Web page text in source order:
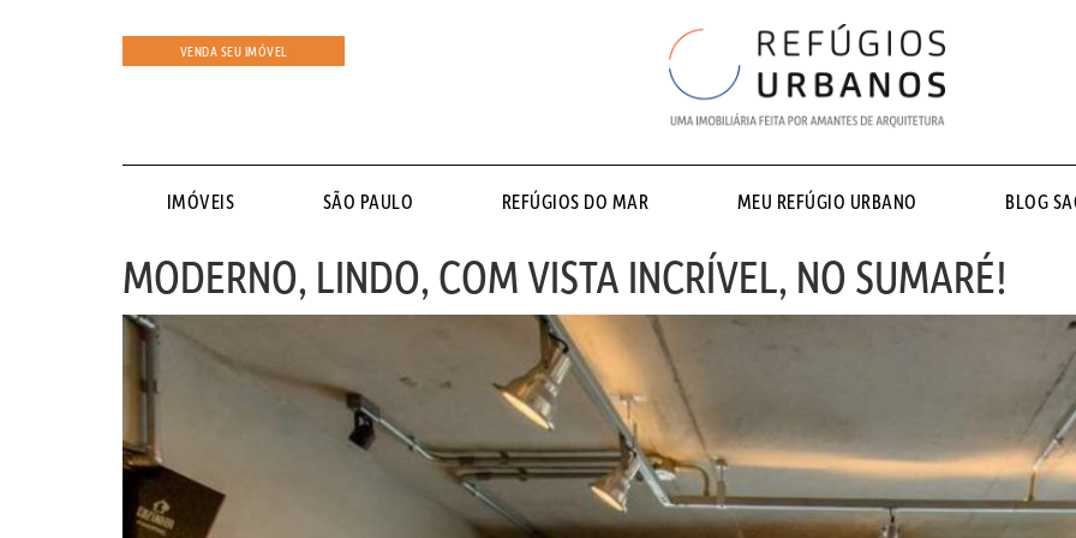
VENDA SEU IMÓVEL
IMÓVEIS SÃO PAULO REFÚGIOS DO MAR MEU REFÚGIO URBANO BLOG
MODERNO, LINDO, COM VISTA INCRÍVEL, NO SUMARÉ!